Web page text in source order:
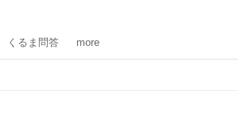
くるま問答 more